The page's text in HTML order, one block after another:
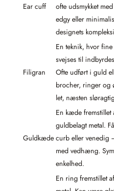
Ear cuff
ofte udsmykket
edgy eller
designets
Filigran
En teknik, hvor
svejses til
Ofte udført i guld
brocher, ringer og
let, næsten
Guldkæde
En kæde fremstillet
guldbelagt metal.
curb eller venedig
med vedhæng.
enkelhed.
En ring fremstillet